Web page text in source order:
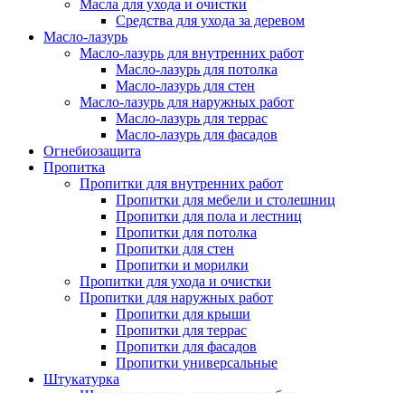
Масла для ухода и очистки
Средства для ухода за деревом
Масло-лазурь
Масло-лазурь для внутренних работ
Масло-лазурь для потолка
Масло-лазурь для стен
Масло-лазурь для наружных работ
Масло-лазурь для террас
Масло-лазурь для фасадов
Огнебиозащита
Пропитка
Пропитки для внутренних работ
Пропитки для мебели и столешниц
Пропитки для пола и лестниц
Пропитки для потолка
Пропитки для стен
Пропитки и морилки
Пропитки для ухода и очистки
Пропитки для наружных работ
Пропитки для крыши
Пропитки для террас
Пропитки для фасадов
Пропитки универсальные
Штукатурка